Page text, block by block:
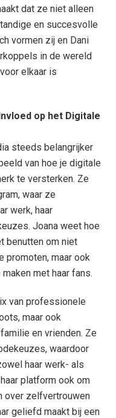
dat ze niet alleen
en succesvolle
vormen zij en Dani
in de wereld
elkaar is
op het Digitale
steeds belangrijker
van hoe je digitale
te versterken. Ze
waar ze
werk, haar
Joana weet hoe
benutten om niet
promoten, maar ook
met haar fans.
van professionele
maar ook
en vrienden. Ze
waardoor
haar werk- als
platform ook om
over zelfvertrouwen
geliefd maakt bij een